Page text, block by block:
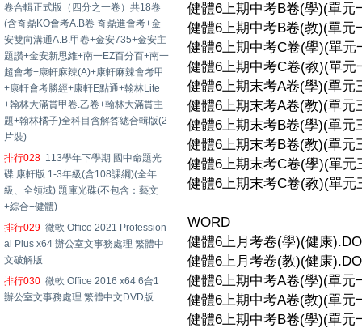
卷合輯正式版（四分之一卷）共18卷
(含奇鼎KO會考A.B卷 奇鼎進會考+金
安雙向溝通A.B.甲卷+金安735+金安主
題讚+金安新思維+南一EZ百分百+南一
超會考+康軒麻辣(A)+康軒麻辣會考甲
+康軒會考勝經+康軒E點通+翰林Lite
+翰林大滿貫甲卷.乙卷+翰林大滿貫主
題+翰林橘子)全科目含解答總合輯版(2
片裝)
排行028 113學年下學期 國中命題光
碟 康軒版 1-3年級(含108課綱)(全年
級、全領域) 題庫光碟(不包含：藝文
+綜合+健體)
排行029 微軟 Office 2021 Profession
al Plus x64 辦公室文事務處理 繁體中
文破解版
排行030 微軟 Office 2016 x64 6合1
辦公室文事務處理 繁體中文DVD版
健體6上期中考B卷(學)(單元
健體6上期中考B卷(教)(單元
健體6上期中考C卷(學)(單元
健體6上期中考C卷(教)(單元
健體6上期末考A卷(學)(單元
健體6上期末考A卷(教)(單元
健體6上期末考B卷(學)(單元
健體6上期末考B卷(教)(單元
健體6上期末考C卷(學)(單元
健體6上期末考C卷(教)(單元
WORD
健體6上月考卷(學)(健康
健體6上月考卷(教)(健康
健體6上期中考A卷(學)(單元
健體6上期中考A卷(教)(單元
健體6上期中考B卷(學)(單元